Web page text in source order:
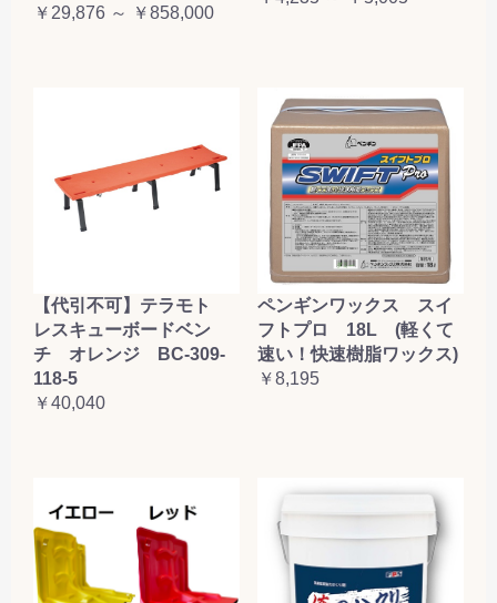
￥29,876 ～ ￥858,000
【代引不可】テラモト
レスキューボードベン
チ オレンジ BC-309-
118-5
￥40,040
ペンギンワックス スイ
フトプロ 18L (軽くて
速い！快速樹脂ワックス)
￥8,195